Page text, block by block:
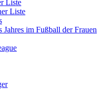
Liste
Liste
im Fußball der Frauen